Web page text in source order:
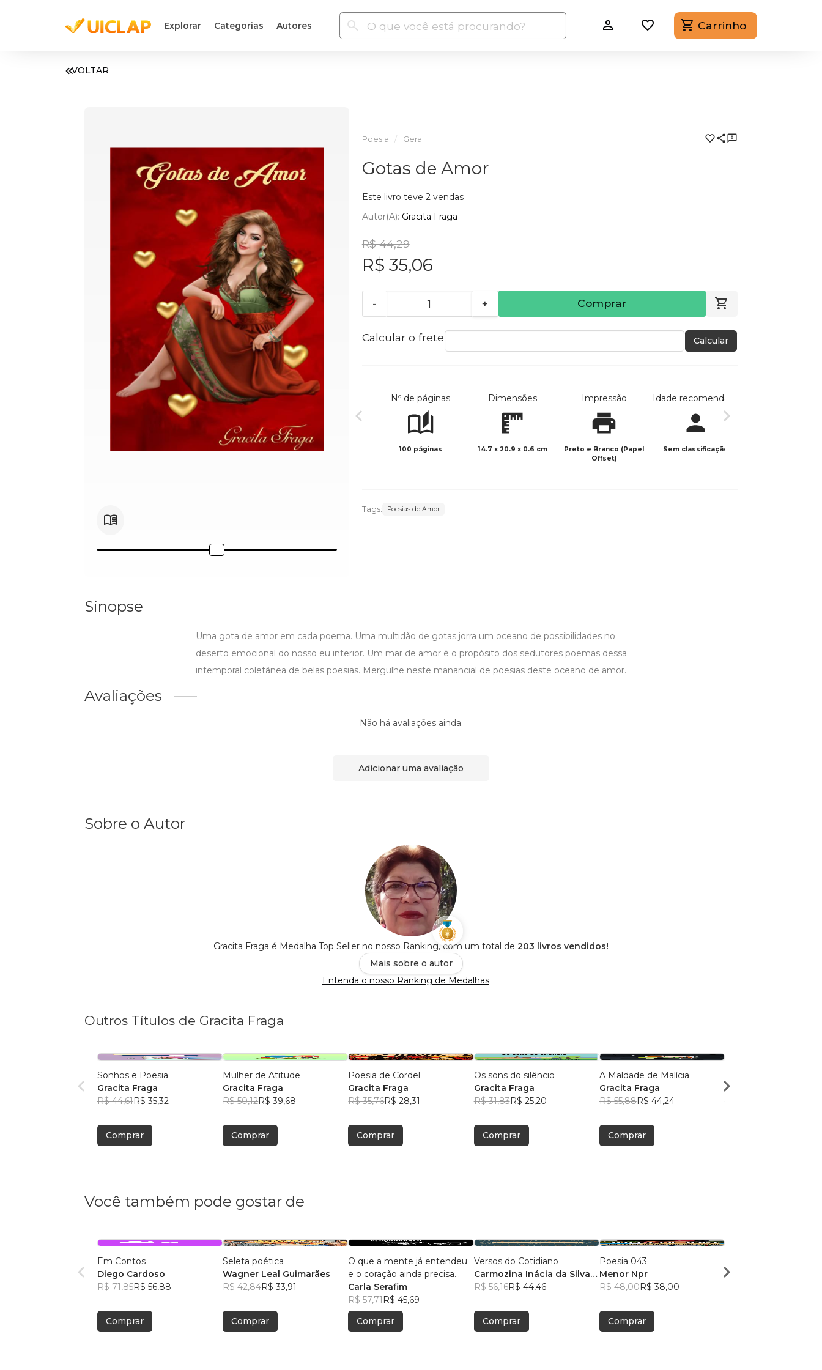
Explorar Categorias Autores Carrinho
VOLTAR
Poesia Geral
Gotas de Amor
Este livro teve 2 vendas
Autor(a): Gracita Fraga
R$ 44,29
R$ 35,06
- + Comprar
Calcular o frete Calcular
Nº de páginas
100 páginas
Dimensões
14.7 x 20.9 x 0.6 cm
Impressão
Preto e Branco (Papel
Offset)
Idade recomendada
Sem classificação
Tags: Poesias de Amor
Sinopse
Uma gota de amor em cada poema. Uma multidão de gotas jorra um oceano de possibilidades no
deserto emocional do nosso eu interior. Um mar de amor é o propósito dos sedutores poemas dessa
intemporal coletânea de belas poesias. Mergulhe neste manancial de poesias deste oceano de amor.
Avaliações
Não há avaliações ainda.
Adicionar uma avaliação
Sobre o Autor
Gracita Fraga é Medalha Top Seller no nosso Ranking, com um total de 203 livros vendidos!
Mais sobre o autor
Entenda o nosso Ranking de Medalhas
Outros Títulos de Gracita Fraga
Sonhos e Poesia
Gracita Fraga
R$ 44,61R$ 35,32
Comprar
Mulher de Atitude
Gracita Fraga
R$ 50,12R$ 39,68
Comprar
Poesia de Cordel
Gracita Fraga
R$ 35,76R$ 28,31
Comprar
Os sons do silêncio
Gracita Fraga
R$ 31,83R$ 25,20
Comprar
A Maldade de Malícia
Gracita Fraga
R$ 55,88R$ 44,24
Comprar
Gracita Fraga
Você também pode gostar de
Em Contos
Diego Cardoso
R$ 71,85R$ 56,88
Comprar
Seleta poética
Wagner Leal Guimarães
R$ 42,84R$ 33,91
Comprar
O que a mente já entendeu
e o coração ainda precisa
aceitar
Carla Serafim
R$ 57,71R$ 45,69
Comprar
Versos do Cotidiano
Carmozina Inácia da Silva
Rodrigues
R$ 56,16R$ 44,46
Comprar
Poesia 043
Menor Npr
R$ 48,00R$ 38,00
Comprar
Victor Sousa Silva